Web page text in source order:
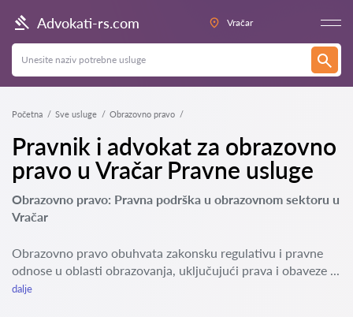
Advokati-rs.com Vračar
Početna Sve usluge Obrazovno pravo
Pravnik i advokat za obrazovno
pravo u Vračar Pravne usluge
Obrazovno pravo: Pravna podrška u obrazovnom sektoru u
Vračar
Obrazovno pravo obuhvata zakonsku regulativu i pravne
odnose u oblasti obrazovanja, uključujući prava i obaveze ...
dalje